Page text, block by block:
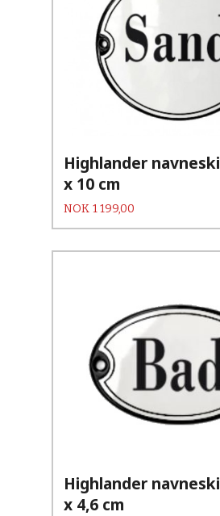
Highlander
x 10 cm
Pris
NOK 1 199,00
Highlander
x 4,6 cm